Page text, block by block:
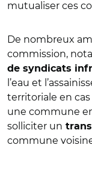
mutualiser ces
De nombreux
commission,
de syndicats
l’eau et
territoriale en
une commune
solliciter un
commune